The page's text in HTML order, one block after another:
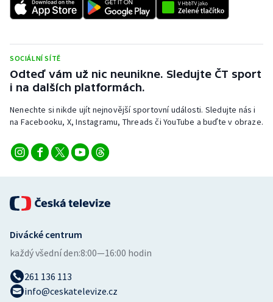
SOCIÁLNÍ SÍTĚ
Odteď vám už nic neunikne. Sledujte ČT sport
i na dalších platformách.
Nenechte si nikde ujít nejnovější sportovní události. Sledujte nás i
na Facebooku, X, Instagramu, Threads či YouTube a buďte v obraze.
Divácké centrum
každý všední den:8:00—16:00 hodin
261 136 113
info@ceskatelevize.cz